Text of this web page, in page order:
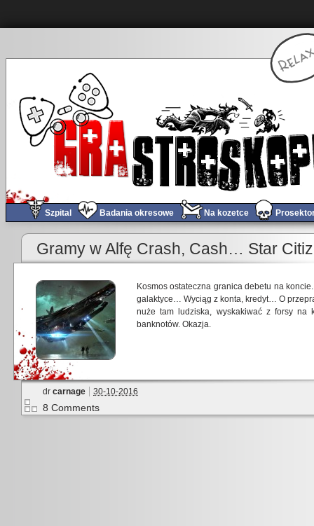
Szpital Badania okresowe Na kozetce
Gramy w Alfę Crash, Cash… Star
Kosmos ostateczna granica debetu na
galaktyce… Wyciąg z konta, kredyt… O
nuże tam ludziska, wyskakiwać z forsy na
banknotów. Okazja.
dr carnage 30-10-2016
8 Comments